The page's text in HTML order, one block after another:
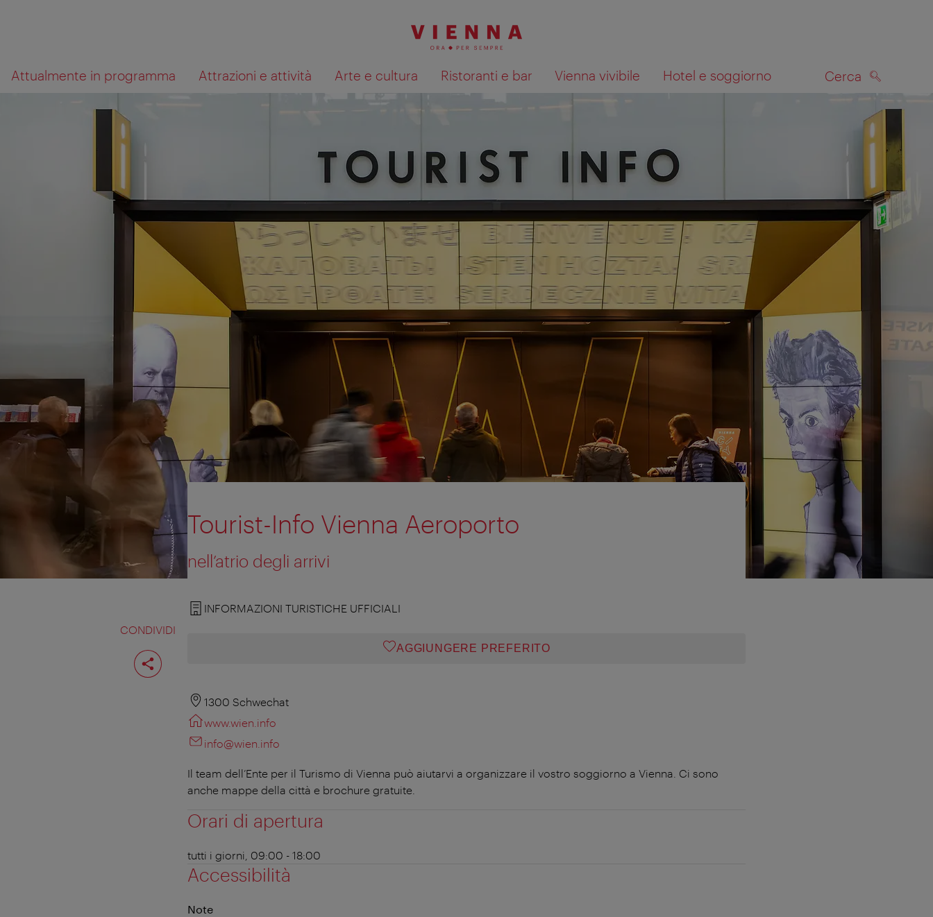
navigazione
contenuto
Attualmente in programma Attrazioni e attività Arte e cultura Ristoranti e bar Vienna vivibile Hotel e soggiorno Cerca
Cosa
cerchi?
Mostra i risultati della ricerca sulla mappa
CONDIVIDI
Condividi
pagina
Tourist-Info Vienna Aeroporto
nell’atrio degli arrivi
INFORMAZIONI TURISTICHE UFFICIALI
AGGIUNGERE PREFERITO
1300 Schwechat
www.wien.info
info@wien.info
Il team dell’Ente per il Turismo di Vienna può aiutarvi a organizzare il vostro soggiorno a Vienna. Ci sono
anche mappe della città e brochure gratuite.
Orari di apertura
tutti i giorni, 09:00 - 18:00
Accessibilità
Note